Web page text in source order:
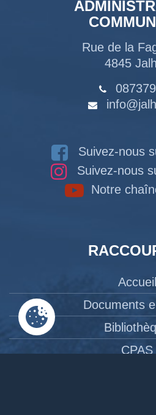
Rue de la
4845
Suivez-nous
Suivez-nous
Notre
Accueil
Documents
CPAS